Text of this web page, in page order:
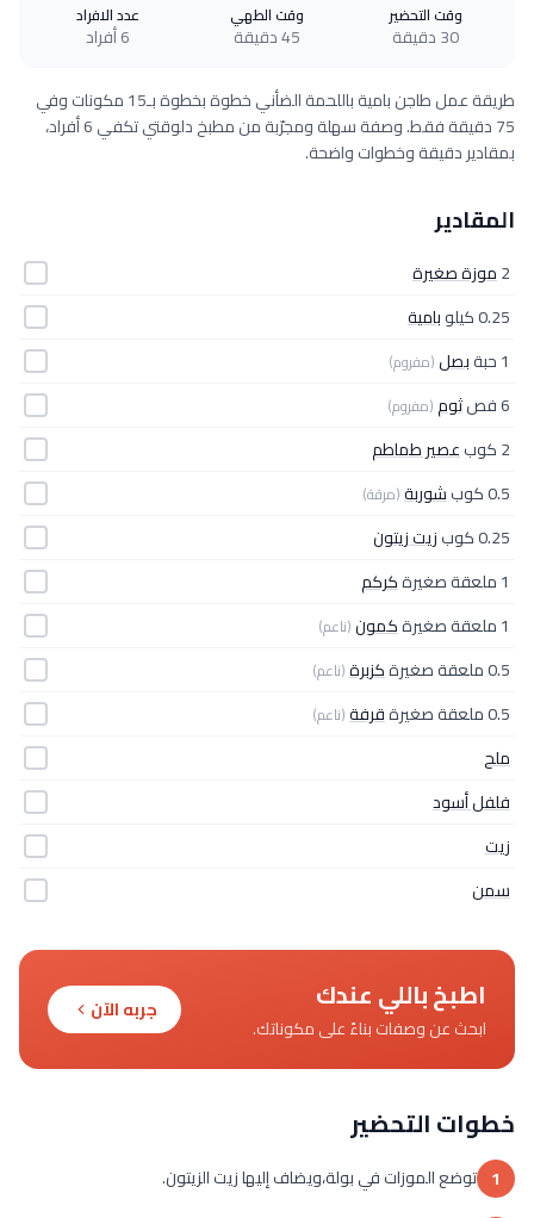
وقت التحضير
30 دقيقة
وقت الطهي
45 دقيقة
عدد الافراد
6 أفراد
طريقة عمل طاجن بامية باللحمة الضأني خطوة بخطوة بـ15 مكونات وفي
75 دقيقة فقط. وصفة سهلة ومجرّبة من مطبخ دلوقتي تكفي 6 أفراد،
بمقادير دقيقة وخطوات واضحة.
المقادير
2موزة صغيرة
0.25 كيلو
بامية
1 حبة
بصل(مفروم)
6 فص ثوم(مفروم)
2 كوب
عصير طماطم
0.5 كوب
شوربة(مرقة)
0.25 كوب
زيت زيتون
1 ملعقة صغيرة
كركم
1 ملعقة صغيرة
كمون(ناعم)
0.5 ملعقة صغيرة كزبرة(ناعم)
0.5 ملعقة صغيرة قرفة(ناعم)
ملح
فلفل أسود
زيت
سمن
اطبخ باللي عندك
ابحث عن وصفات بناءً على مكوناتك.
جربه الآن
خطوات التحضير
1 توضع الموزات في بولة،ويضاف إليها زيت الزيتون.